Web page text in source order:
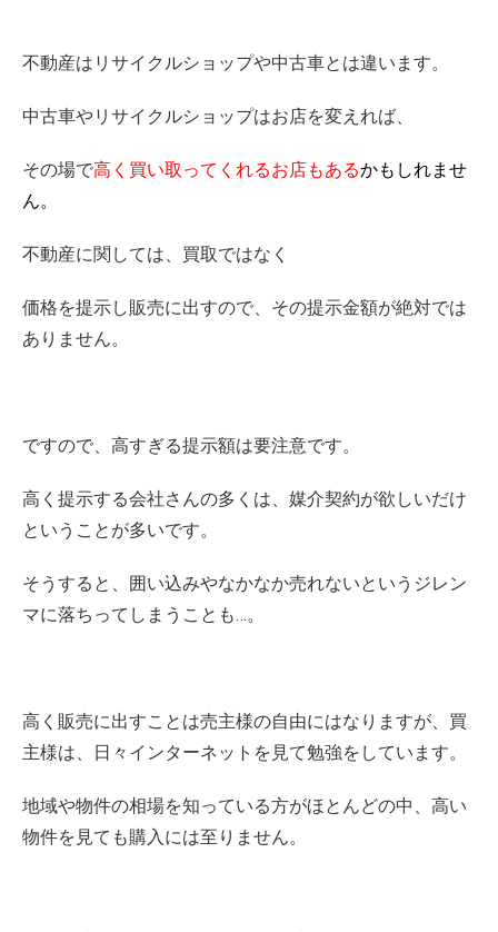
不動産はリサイクルショップや中古車とは違います。
中古車やリサイクルショップはお店を変えれば、
その場で高く買い取ってくれるお店もあるかもしれませ
ん。
不動産に関しては、買取ではなく
価格を提示し販売に出すので、その提示金額が絶対では
ありません。
ですので、高すぎる提示額は要注意です。
高く提示する会社さんの多くは、媒介契約が欲しいだけ
ということが多いです。
そうすると、囲い込みやなかなか売れないというジレン
マに落ちってしまうことも…。
高く販売に出すことは売主様の自由にはなりますが、買
主様は、日々インターネットを見て勉強をしています。
地域や物件の相場を知っている方がほとんどの中、高い
物件を見ても購入には至りません。